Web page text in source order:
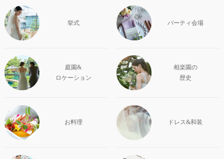
挙式 パーティ会場
庭園&
ロケーション
相楽園の
歴史
お料理 ドレス&和装